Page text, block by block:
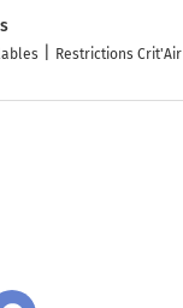
Restrictions Crit'Air